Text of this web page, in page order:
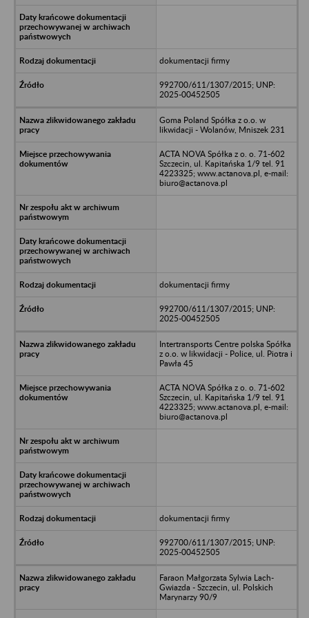
dokumentacji firmy
992700/611/1307/2015; UNP:
2025-00452505
Goma Poland Spółka z o.o. w
likwidacji - Wolanów, Mniszek 231
ACTA NOVA Spółka z o. o. 71-602
Szczecin, ul. Kapitańska 1/9 tel. 91
4223325; www.actanova.pl, e-mail:
biuro@actanova.pl
dokumentacji firmy
992700/611/1307/2015; UNP:
2025-00452505
Intertransports Centre polska Spółka
z o.o. w likwidacji - Police, ul. Piotra i
Pawła 45
ACTA NOVA Spółka z o. o. 71-602
Szczecin, ul. Kapitańska 1/9 tel. 91
4223325; www.actanova.pl, e-mail:
biuro@actanova.pl
dokumentacji firmy
992700/611/1307/2015; UNP:
2025-00452505
Faraon Małgorzata Sylwia Lach-
Gwiazda - Szczecin, ul. Polskich
Marynarzy 90/9